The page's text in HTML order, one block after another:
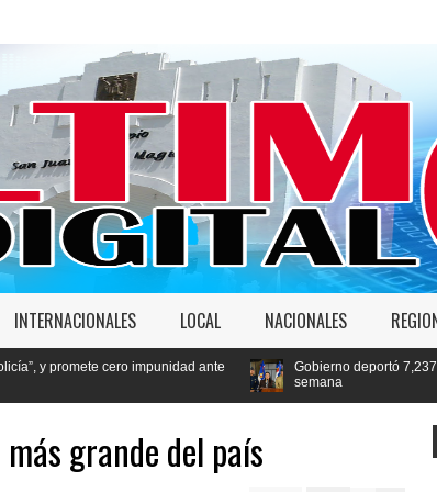
INTERNACIONALES LOCAL NACIONALES
cero impunidad ante
Gobierno deportó 7,237 extranjeros en
grande del país